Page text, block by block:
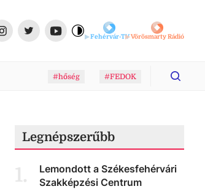
Fehérvár-TVVörösmarty Rádió
#hőség #FEDOK
Legnépszerűbb
1.
Lemondott a Székesfehérvári
Szakképzési Centrum